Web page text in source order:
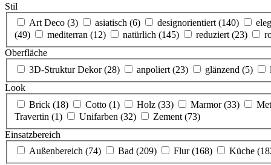
Stil
Art Deco (3) asiatisch (6) designorientiert(140)
(49)
mediterran (12) natürlich (145) reduziert(23)
Oberfläche
3D-Struktur Dekor(28) anpoliert (23) glänzend (5)
Look
Brick (18) Cotto (1) Holz (33) Marmor(33)
Travertin (1) Unifarben (32) Zement (73)
Einsatzbereich
Außenbereich (74) Bad (209) Flur(168) Küche